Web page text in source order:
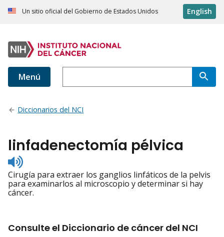
Un sitio oficial del Gobierno de Estados Unidos English
Menú
Diccionarios del NCI
linfadenectomía pélvica
Listen
to
pronunciation
Cirugía para extraer los ganglios linfáticos de la pelvis
para examinarlos al microscopio y determinar si hay
cáncer.
Consulte el Diccionario de cáncer del NCI